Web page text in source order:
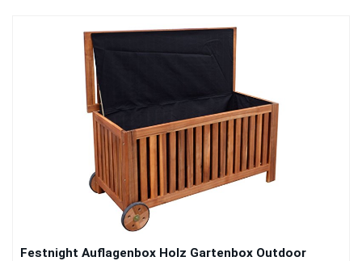
Festnight Auflagenbox Holz Gartenbox Outdoor